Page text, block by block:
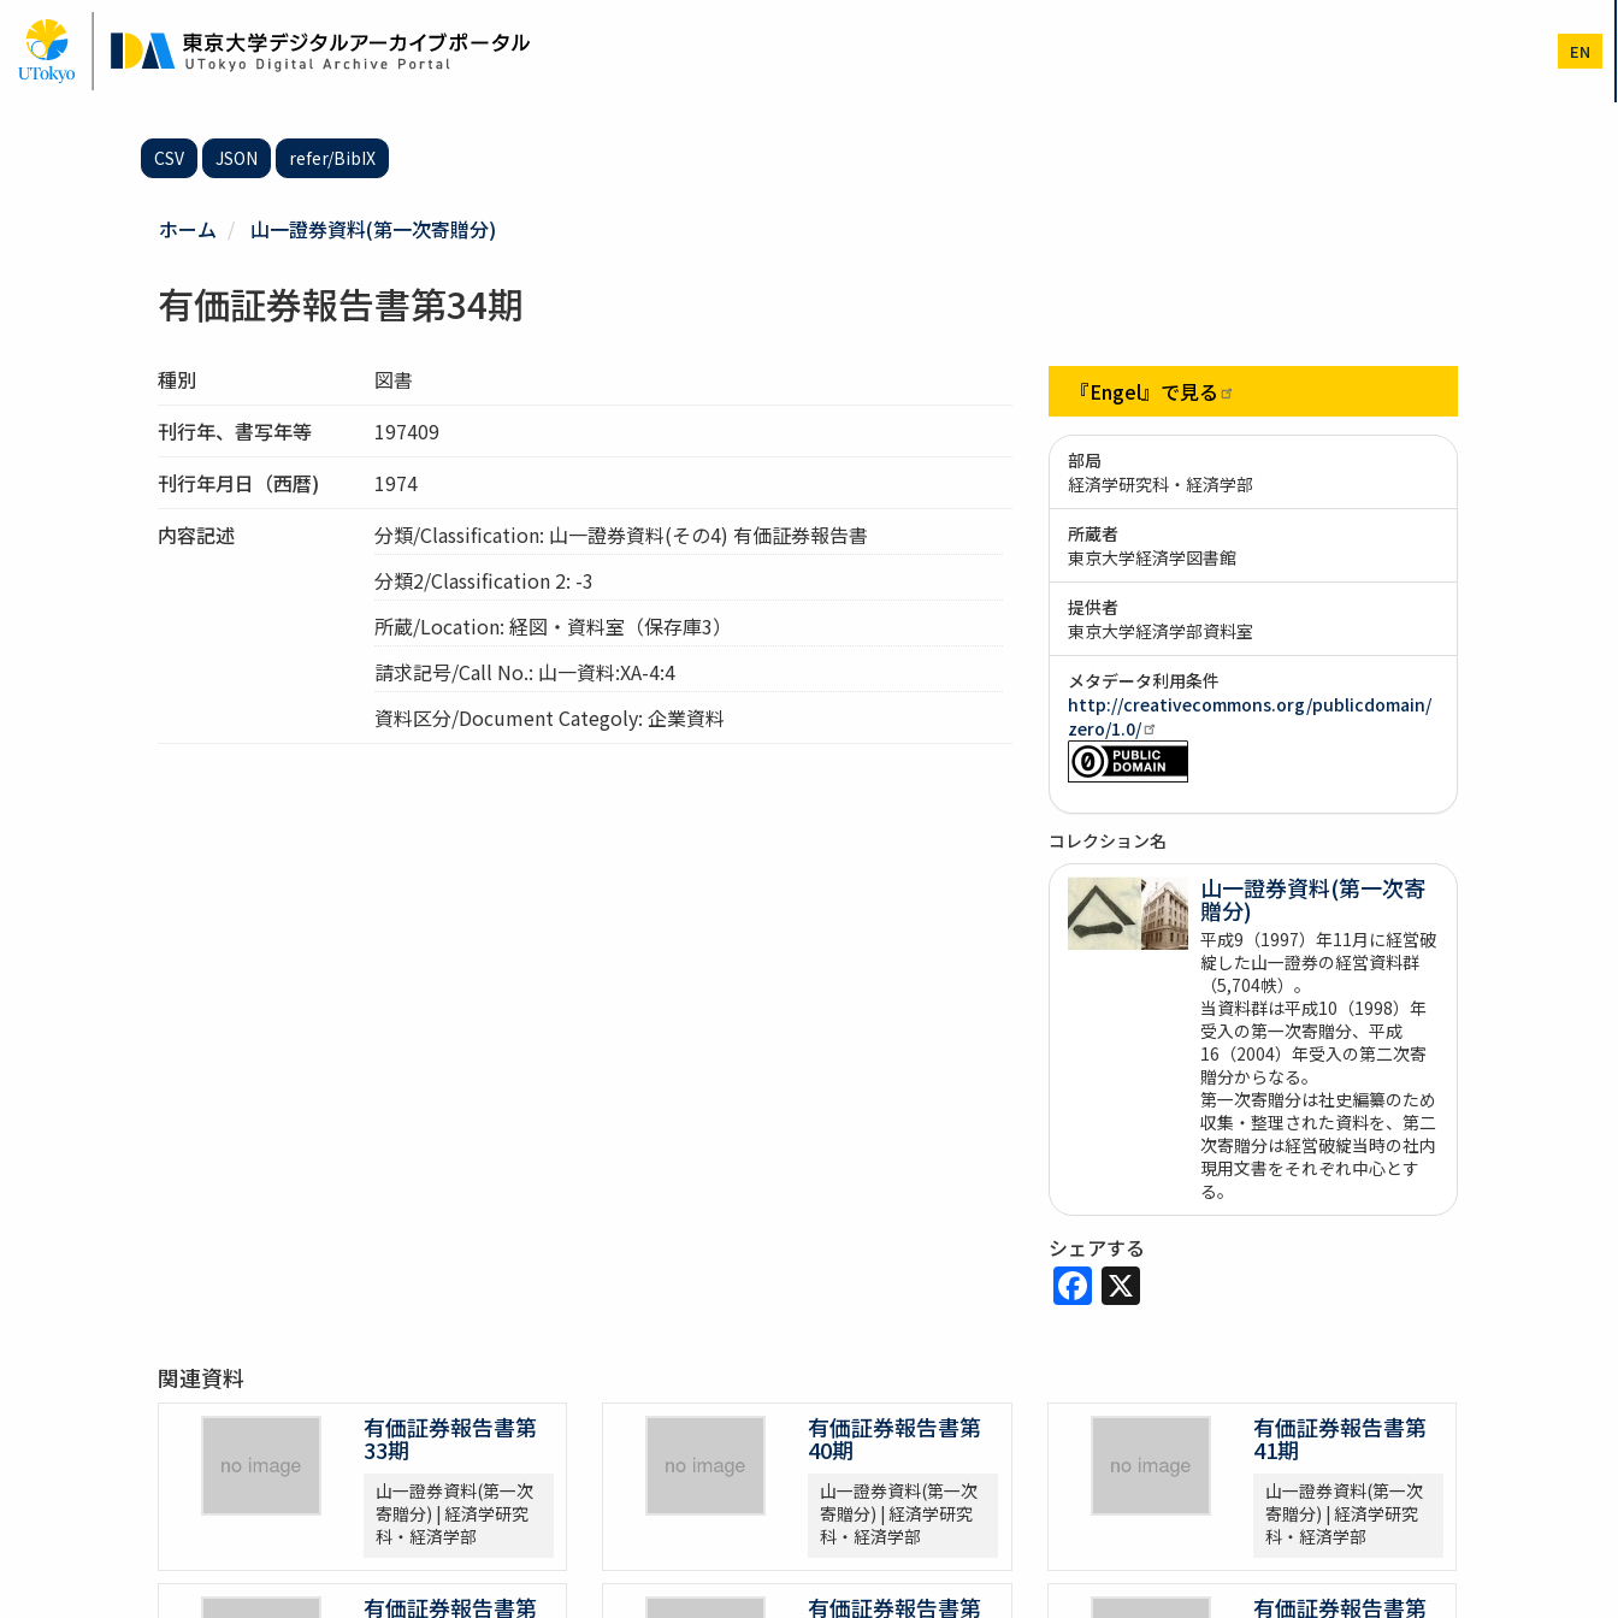
ン
EN
CSV JSON refer/BibIX
ホーム 山一證券資料(第一次寄贈分)
有価証券報告書第34期
種別
図書
刊行年、書写年等
197409
刊行年月日（西暦)
1974
内容記述
分類/Classification: 山一證券資料(その4) 有価証券報告書
分類2/Classification 2: -3
所蔵/Location: 経図・資料室（保存庫3）
請求記号/Call No.: 山一資料:XA-4:4
資料区分/Document Categoly: 企業資料
『Engel』で見る
部局
経済学研究科・経済学部
所蔵者
東京大学経済学図書館
提供者
東京大学経済学部資料室
メタデータ利用条件
http://creativecommons.org/publicdomain/
zero/1.0/
コレクション名
山一證券資料(第一次寄
贈分)
平成9（1997）年11月に経営破
綻した山一證券の経営資料群
（5,704帙）。
当資料群は平成10（1998）年
受入の第一次寄贈分、平成
16（2004）年受入の第二次寄
贈分からなる。
第一次寄贈分は社史編纂のため
収集・整理された資料を、第二
次寄贈分は経営破綻当時の社内
現用文書をそれぞれ中心とす
る。
シェアする
Facebook
X
関連資料
有価証券報告書第
33期
山一證券資料(第一次
寄贈分) | 経済学研究
科・経済学部
有価証券報告書第
40期
山一證券資料(第一次
寄贈分) | 経済学研究
科・経済学部
有価証券報告書第
41期
山一證券資料(第一次
寄贈分) | 経済学研究
科・経済学部
有価証券報告書第 有価証券報告書第 有価証券報告書第